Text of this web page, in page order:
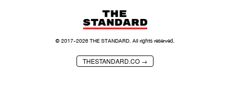
THESTANDARD.CO →
© 2017-2026THE STANDARD. All rights reserved.